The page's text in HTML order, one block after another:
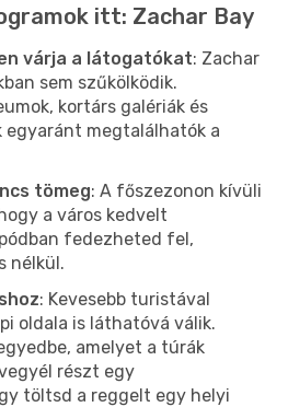
itt: Zachar Bay
várja a látogatókat: Zachar
sem szűkölködik.
kortárs galériák és
megtalálhatók a
tömeg: A főszezonon kívüli
a város kedvelt
fedezheted fel,
nélkül.
: Kevesebb turistával
oldala is láthatóvá válik.
amelyet a túrák
részt egy
töltsd a reggelt egy helyi